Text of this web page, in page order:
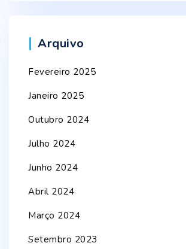
Arquivo
Fevereiro 2025
Janeiro 2025
Outubro 2024
Julho 2024
Junho 2024
Abril 2024
Março 2024
Setembro 2023